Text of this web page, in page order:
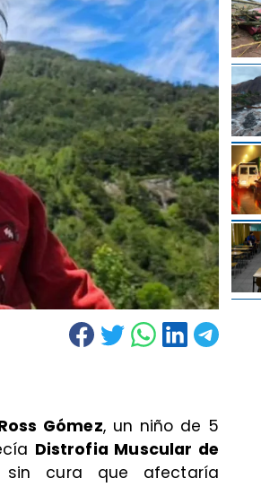
Gómez, un niño de 5
Distrofia Muscular de
cura que afectaría